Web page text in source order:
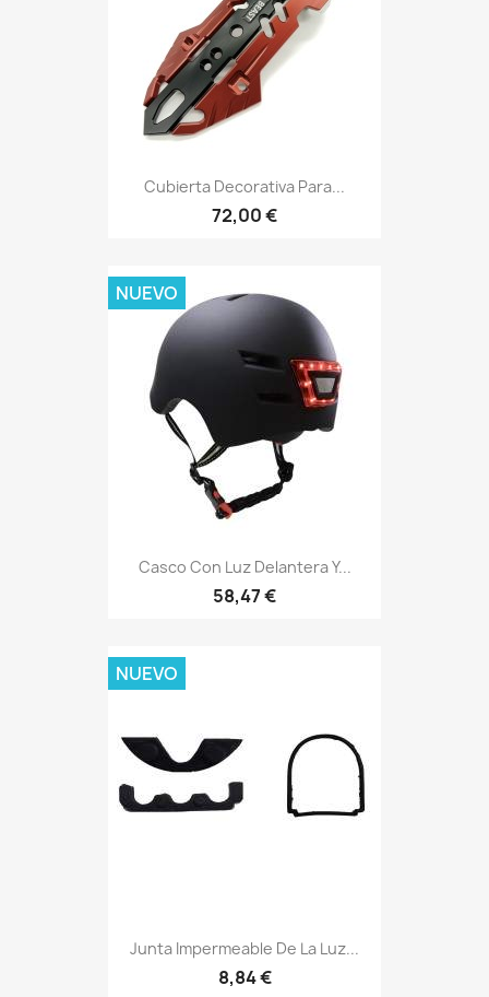
Cubierta Decorativa Para...
72,00 €
Casco Con Luz Delantera Y...
58,47 €
NUEVO
Junta Impermeable De La Luz...
8,84 €
NUEVO